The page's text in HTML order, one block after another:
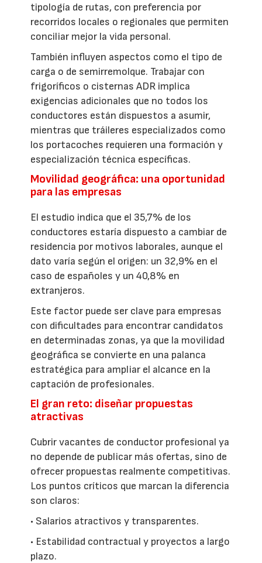
tipología de rutas, con preferencia por
recorridos locales o regionales que permiten
conciliar mejor la vida personal.
También influyen aspectos como el tipo de
carga o de semirremolque. Trabajar con
frigoríficos o cisternas ADR implica
exigencias adicionales que no todos los
conductores están dispuestos a asumir,
mientras que tráileres especializados como
los portacoches requieren una formación y
especialización técnica específicas.
Movilidad geográfica: una oportunidad
para las empresas
El estudio indica que el 35,7% de los
conductores estaría dispuesto a cambiar de
residencia por motivos laborales, aunque el
dato varía según el origen: un 32,9% en el
caso de españoles y un 40,8% en
extranjeros.
Este factor puede ser clave para empresas
con dificultades para encontrar candidatos
en determinadas zonas, ya que la movilidad
geográfica se convierte en una palanca
estratégica para ampliar el alcance en la
captación de profesionales.
El gran reto: diseñar propuestas
atractivas
Cubrir vacantes de conductor profesional ya
no depende de publicar más ofertas, sino de
ofrecer propuestas realmente competitivas.
Los puntos críticos que marcan la diferencia
son claros:
• Salarios atractivos y transparentes.
• Estabilidad contractual y proyectos a largo
plazo.